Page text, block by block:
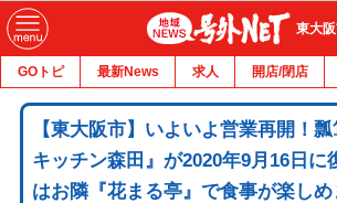
東大
GOトピ 最新News 求人 開店/閉店
【東大阪市】いよいよ営業再開！
キッチン森田』が2020年9月16日に
はお隣『花まる亭』で食事が楽しめ